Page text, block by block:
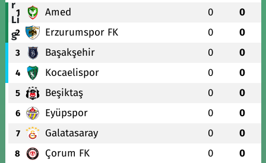
1 Amed 0 0
2 Erzurumspor FK 0 0
3 Başakşehir 0 0
4 Kocaelispor 0 0
5 Beşiktaş 0 0
6 Eyüpspor 0 0
7 Galatasaray 0 0
8 Çorum FK 0 0